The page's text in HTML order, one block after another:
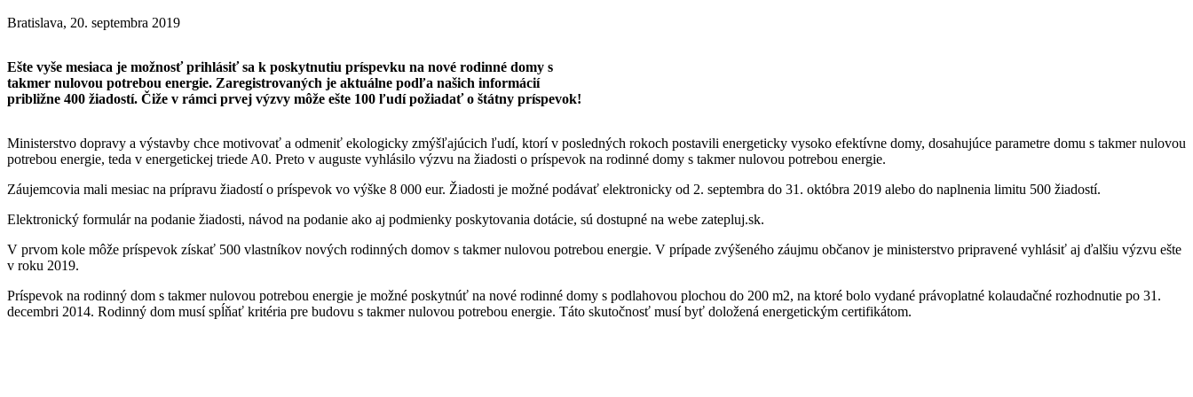
Bratislava, 20. septembra 2019
Ešte vyše mesiaca je možnosť prihlásiť sa k poskytnutiu príspevku na nové rodinné domy s
takmer nulovou potrebou energie. Zaregistrovaných je aktuálne podľa našich informácií
približne 400 žiadostí. Čiže v rámci prvej výzvy môže ešte 100 ľudí požiadať o štátny príspevok!
Ministerstvo dopravy a výstavby chce motivovať a odmeniť ekologicky zmýšľajúcich ľudí, ktorí v posledných rokoch postavili energeticky vysoko efektívne domy, dosahujúce parametre domu s takmer nulovou
potrebou energie, teda v energetickej triede A0. Preto v auguste vyhlásilo výzvu na žiadosti o príspevok na rodinné domy s takmer nulovou potrebou energie.
Záujemcovia mali mesiac na prípravu žiadostí o príspevok vo výške 8 000 eur. Žiadosti je možné podávať elektronicky od 2. septembra do 31. októbra 2019 alebo do naplnenia limitu 500 žiadostí.
Elektronický formulár na podanie žiadosti, návod na podanie ako aj podmienky poskytovania dotácie, sú dostupné na webe zatepluj.sk.
V prvom kole môže príspevok získať 500 vlastníkov nových rodinných domov s takmer nulovou potrebou energie. V prípade zvýšeného záujmu občanov je ministerstvo pripravené vyhlásiť aj ďalšiu výzvu ešte
v roku 2019.
Príspevok na rodinný dom s takmer nulovou potrebou energie je možné poskytnúť na nové rodinné domy s podlahovou plochou do 200 m2, na ktoré bolo vydané právoplatné kolaudačné rozhodnutie po 31.
decembri 2014. Rodinný dom musí spĺňať kritéria pre budovu s takmer nulovou potrebou energie. Táto skutočnosť musí byť doložená energetickým certifikátom.